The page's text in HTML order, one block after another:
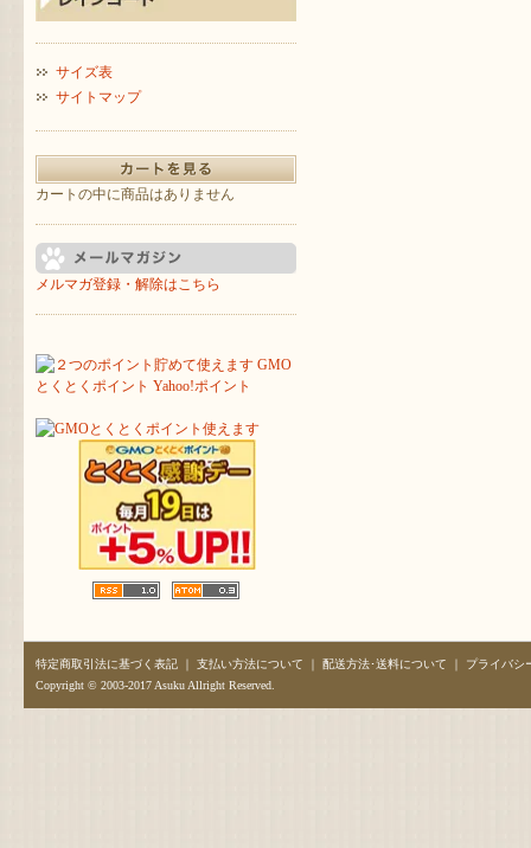
サイズ表
サイトマップ
カートの中に商品はありません
メルマガ登録・解除はこちら
特定商取引法に基づく表記 ｜ 支払い方法について ｜ 配送方法･送料について ｜ プライバシ
Copyright © 2003-2017 Asuku Allright Reserved.